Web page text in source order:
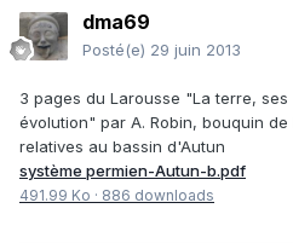
dma69
Posté(e) 29 juin 2013
3 pages du Larousse "La terre,
évolution" par A. Robin, bouquin
relatives au bassin d'Autun
système permien-Autun-b.pdf
491.99 Ko · 886 downloads